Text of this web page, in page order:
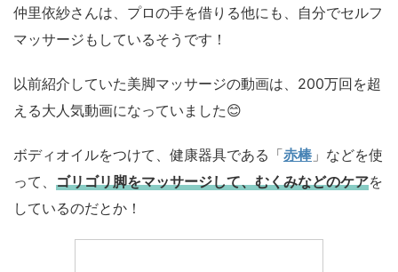
仲里依紗さんは、プロの手を借りる他にも、自分でセルフ
マッサージもしているそうです！
以前紹介していた美脚マッサージの動画は、200万回を超
える大人気動画になっていました😊
ボディオイルをつけて、健康器具である「赤棒 」などを使
って、 ゴリゴリ脚をマッサージして、むくみなどのケアを
しているのだとか！